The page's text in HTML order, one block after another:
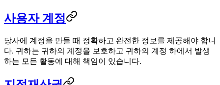
사용자 계정
당사에 계정을 만들 때 정확하고 완전한 정보를 제공해야 합니
다. 귀하는 귀하의 계정을 보호하고 귀하의 계정 하에서 발생
하는 모든 활동에 대해 책임이 있습니다.